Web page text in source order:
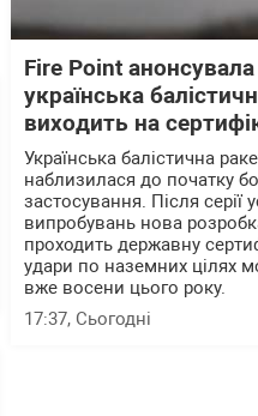
Fire Point
українська
виходить на
Українська балістична
наблизилася до початку
застосування. Після серії
випробувань нова
проходить державну
удари по наземних цілях
вже восени цього року.
17:37, Сьогодні